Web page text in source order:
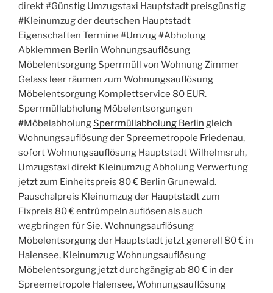
direkt #Günstig Umzugstaxi Hauptstadt preisgünstig
#Kleinumzug der deutschen Hauptstadt
Eigenschaften Termine #Umzug #Abholung
Abklemmen Berlin Wohnungsauflösung
Möbelentsorgung Sperrmüll von Wohnung Zimmer
Gelass leer räumen zum Wohnungsauflösung
Möbelentsorgung Komplettservice 80 EUR.
Sperrmüllabholung Möbelentsorgungen
#Möbelabholung Sperrmüllabholung Berlin gleich
Wohnungsauflösung der Spreemetropole Friedenau,
sofort Wohnungsauflösung Hauptstadt Wilhelmsruh,
Umzugstaxi direkt Kleinumzug Abholung Verwertung
jetzt zum Einheitspreis 80 € Berlin Grunewald.
Pauschalpreis Kleinumzug der Hauptstadt zum
Fixpreis 80 € entrümpeln auflösen als auch
wegbringen für Sie. Wohnungsauflösung
Möbelentsorgung der Hauptstadt jetzt generell 80 € in
Halensee, Kleinumzug Wohnungsauflösung
Möbelentsorgung jetzt durchgängig ab 80 € in der
Spreemetropole Halensee, Wohnungsauflösung